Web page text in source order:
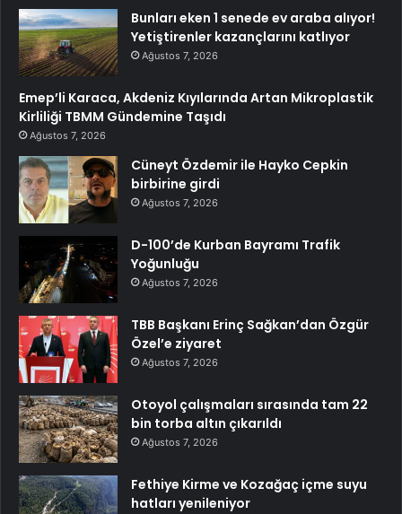
Bunları eken 1 senede ev araba alıyor!
Yetiştirenler kazançlarını katlıyor
Ağustos 7, 2026
Emep’li Karaca, Akdeniz Kıyılarında Artan Mikroplastik
Kirliliği TBMM Gündemine Taşıdı
Ağustos 7, 2026
Cüneyt Özdemir ile Hayko Cepkin
birbirine girdi
Ağustos 7, 2026
D-100’de Kurban Bayramı Trafik
Yoğunluğu
Ağustos 7, 2026
TBB Başkanı Erinç Sağkan’dan Özgür
Özel’e ziyaret
Ağustos 7, 2026
Otoyol çalışmaları sırasında tam 22
bin torba altın çıkarıldı
Ağustos 7, 2026
Fethiye Kirme ve Kozağaç içme suyu
hatları yenileniyor